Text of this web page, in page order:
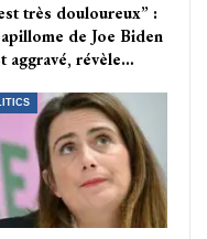
très douloureux” :
de Joe Biden
aggravé, révèle…